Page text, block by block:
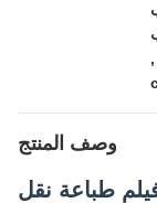
,
وصف المنتج
أكثر من 42 دينز فيلم طباعة نقل